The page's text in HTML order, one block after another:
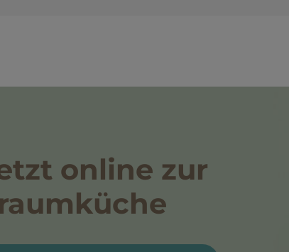
online zur